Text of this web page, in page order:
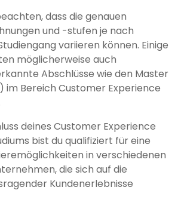
dass die genauen
und -stufen je nach
variieren können. Einige
möglicherweise auch
Abschlüsse wie den Master
im Bereich Customer Experience
deines Customer Experience
bist du qualifiziert für eine
in verschiedenen
die sich auf die
Kundenerlebnisse